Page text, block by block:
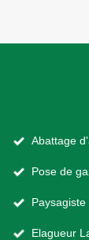
Abattage
Pose de
Paysagiste
Elagueur